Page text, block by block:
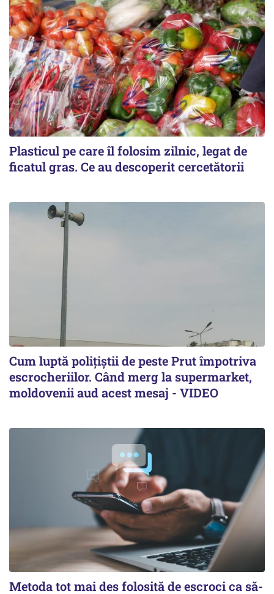
Plasticul pe care îl folosim zilnic, legat de
ficatul gras. Ce au descoperit cercetătorii
Cum luptă polițiștii de peste Prut împotriva
escrocheriilor. Când merg la supermarket,
moldovenii aud acest mesaj - VIDEO
Metoda tot mai des folosită de escroci ca să-